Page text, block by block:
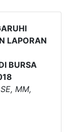
LAPORAN
BURSA
MM,